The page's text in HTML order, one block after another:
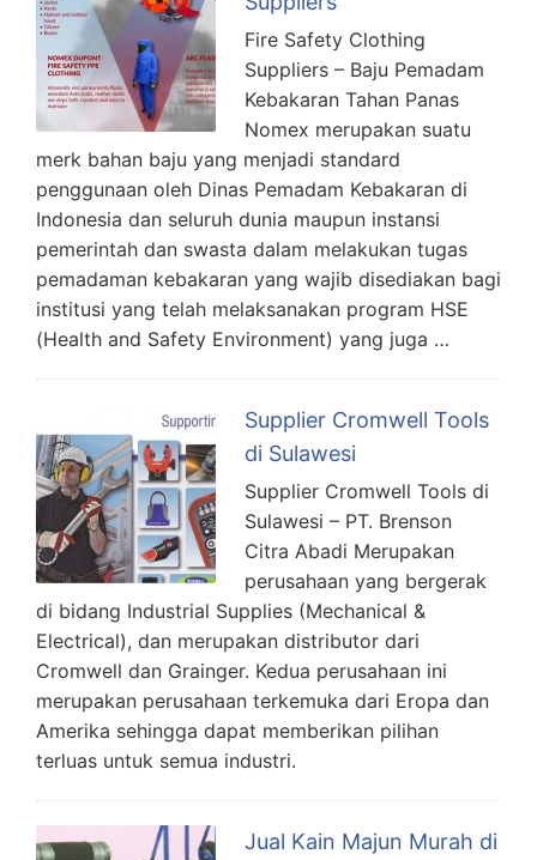
Fire Safety Clothing
Suppliers – Baju Pemadam
Kebakaran Tahan Panas
Nomex merupakan suatu
merk bahan baju yang menjadi standard
penggunaan oleh Dinas Pemadam Kebakaran di
Indonesia dan seluruh dunia maupun instansi
pemerintah dan swasta dalam melakukan tugas
pemadaman kebakaran yang wajib disediakan bagi
institusi yang telah melaksanakan program HSE
(Health and Safety Environment) yang juga …
Supplier Cromwell Tools
di Sulawesi
Supplier Cromwell Tools di
Sulawesi – PT. Brenson
Citra Abadi Merupakan
perusahaan yang bergerak
di bidang Industrial Supplies (Mechanical &
Electrical), dan merupakan distributor dari
Cromwell dan Grainger. Kedua perusahaan ini
merupakan perusahaan terkemuka dari Eropa dan
Amerika sehingga dapat memberikan pilihan
terluas untuk semua industri.
Jual Kain Majun Murah di